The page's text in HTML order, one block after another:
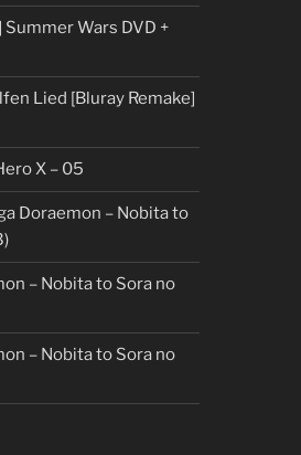
Wars DVD +
Lied [Bluray Remake]
X – 05
Doraemon – Nobita to
– Nobita to Sora no
– Nobita to Sora no